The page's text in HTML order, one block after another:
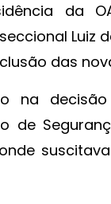
da
Luiz
das
na